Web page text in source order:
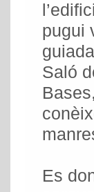
pugui
Saló
Es